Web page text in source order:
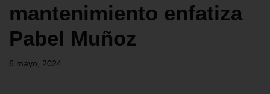
mantenimiento enfatiza
Pabel Muñoz
6 mayo, 2024